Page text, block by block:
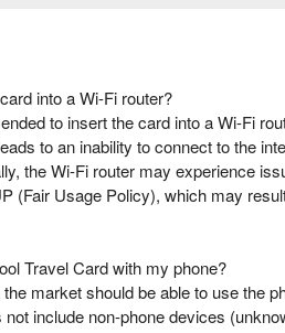
into a Wi-Fi router?
to insert the card into a Wi-Fi
to an inability to connect to the
the Wi-Fi router may experience
(Fair Usage Policy), which may
Travel Card with my phone?
market should be able to use the
include non-phone devices